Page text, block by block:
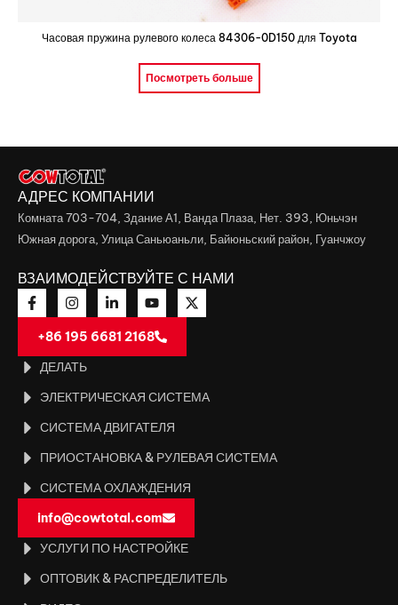
Часовая пружина рулевого колеса 84306-0D150 для Toyota
Посмотреть больше
АДРЕС КОМПАНИИ
Комната 703-704, Здание А1, Ванда Плаза, Нет. 393, Юньчэн
Южная дорога, Улица Саньюаньли, Байюньский район, Гуанчжоу
ВЗАИМОДЕЙСТВУЙТЕ С НАМИ
+86 195 6681 2168
ДЕЛАТЬ
ЭЛЕКТРИЧЕСКАЯ СИСТЕМА
СИСТЕМА ДВИГАТЕЛЯ
ПРИОСТАНОВКА & РУЛЕВАЯ СИСТЕМА
СИСТЕМА ОХЛАЖДЕНИЯ
info@cowtotal.com
УСЛУГИ ПО НАСТРОЙКЕ
ОПТОВИК & РАСПРЕДЕЛИТЕЛЬ